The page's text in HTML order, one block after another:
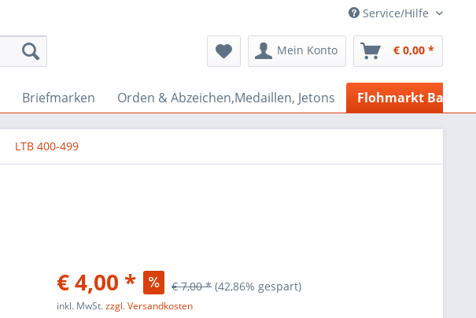
Service/Hilfe
Mein Konto € 0,00 *
Briefmarken Orden & Abzeichen,Medaillen, Jetons Flohmarkt Bazar
LTB 400-499
€ 4,00 * € 7,00 * (42,86% gespart)
inkl. MwSt.zzgl. Versandkosten